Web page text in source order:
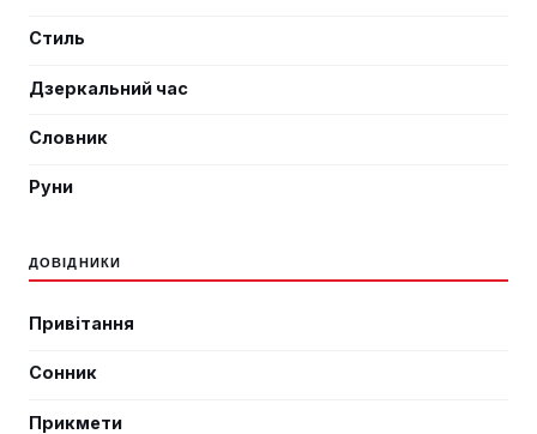
Стиль
Дзеркальний час
Словник
Руни
ДОВІДНИКИ
Привітання
Сонник
Прикмети